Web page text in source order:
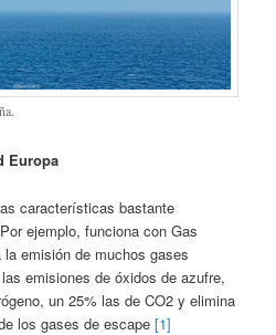
Europa
características bastante
ejemplo, funciona con Gas
emisión de muchos gases
emisiones de óxidos de azufre,
un 25% las de CO2 y elimina
los gases de escape[1]